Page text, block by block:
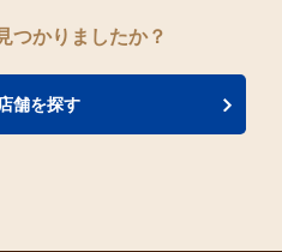
つかりましたか？
舗を探す